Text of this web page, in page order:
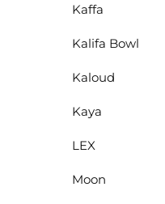
Kaffa
Kalifa Bowl
Kaloud
Kaya
LEX
Moon